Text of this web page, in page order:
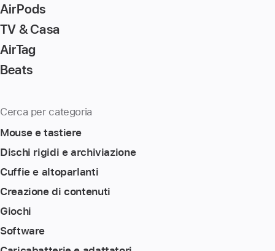
AirPods
TV & Casa
AirTag
Beats
Cerca per categoria
Mouse e tastiere
Dischi rigidi e archiviazione
Cuffie e altoparlanti
Creazione di contenuti
Giochi
Software